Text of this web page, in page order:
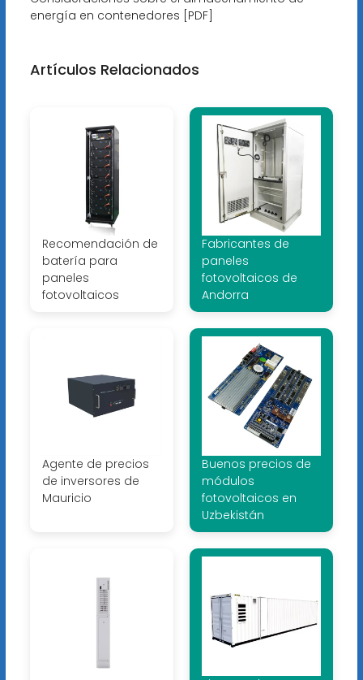
energía en contenedores [PDF]
Artículos Relacionados
Recomendación de
batería para
paneles
fotovoltaicos
Fabricantes de
paneles
fotovoltaicos de
Andorra
Agente de precios
de inversores de
Mauricio
Buenos precios de
módulos
fotovoltaicos en
Uzbekistán